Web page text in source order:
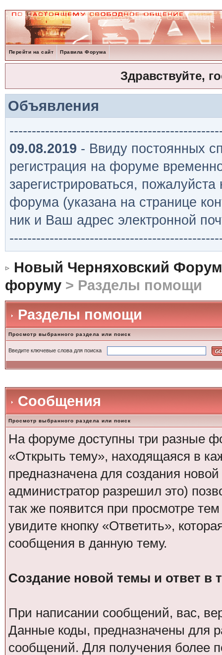
Перейти на сайт Правила Форума
Здравствуйте,
Объявления
09.08.2019 - Ввиду постоянных
регистрация на форуме
зарегистрироваться,
форума (указана на странице
ник и Ваш адрес электронной
Новый Черняховский Форум
форуму> Разделы помощи
Разделы помощи
Просмотр выбранного раздела или поиск
Введите ключевые слова для поиска
Сообщения
Просмотр выбранного раздела или поиск
На форуме доступны три разные
«Открыть тему», находящаяся в
предназначена для создания
администратор разрешил это)
так же появится при просмотре
увидите кнопку «Ответить»,
сообщения в данную тему.
Создание новой темы и ответ в
При написании сообщений, вас,
Данные коды, предназначены для
сообщений. Для получения более